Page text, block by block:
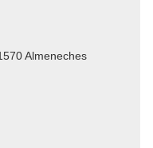
Almeneches